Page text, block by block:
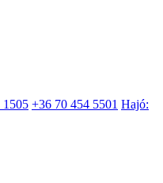
1505 +36 70 454 5501 Hajó: